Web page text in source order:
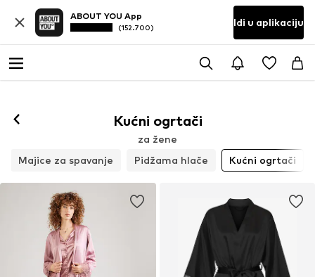
ABOUT YOU App
(152.700) Idi u aplikaciju
Kućni ogrtači
za žene
Majice za spavanje
Pidžama hlače Kućni ogrtači